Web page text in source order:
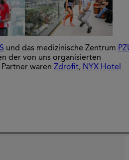
und das medizinische Zentrum
der von uns organisierten
waren Zdrofit, NYX Hotel